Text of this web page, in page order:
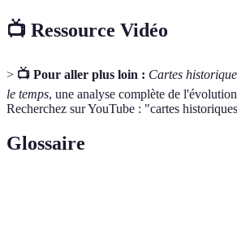
📺 Ressource Vidéo
> 📺 Pour aller plus loin : Cartes
le temps, une analyse complète de
Recherchez sur YouTube : "cartes
Glossaire